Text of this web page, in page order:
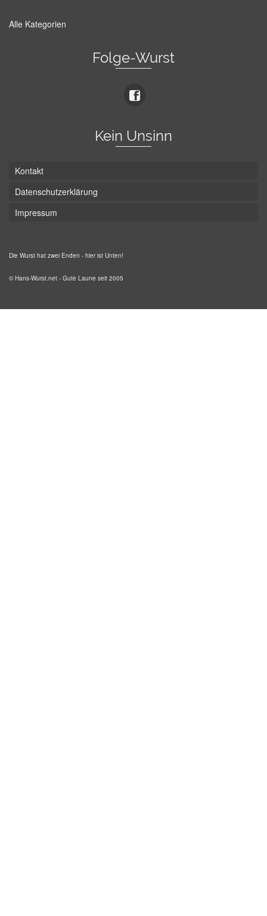
Alle Kategorien
Folge-Wurst
Kein Unsinn
Kontakt
Datenschutzerklärung
Impressum
Die Wurst hat zwei Enden - hier ist Unten!
© Hans-Wurst.net - Gute Laune seit 2005